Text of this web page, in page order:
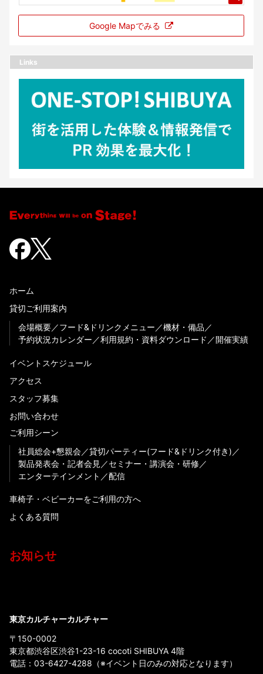
Google Mapでみる
Links
ホーム
貸切ご利用案内
会場概要
フード&ドリンクメニュー
機材・備品
予約状況カレンダー
利用規約・資料ダウンロード 開催実績
イベントスケジュール
アクセス
スタッフ募集
お問い合わせ
ご利用シーン
社員総会+懇親会
貸切パーティー(フード&ドリンク付き)
製品発表会・記者会見
セミナー・講演会・研修
エンターテインメント
配信
車椅子・ベビーカーをご利用の方へ
よくある質問
お知らせ
東京カルチャーカルチャー
〒150-0002
東京都渋谷区渋谷1-23-16 cocoti SHIBUYA 4階
電話： 03-6427-4288 （※イベント日のみの対応となります）